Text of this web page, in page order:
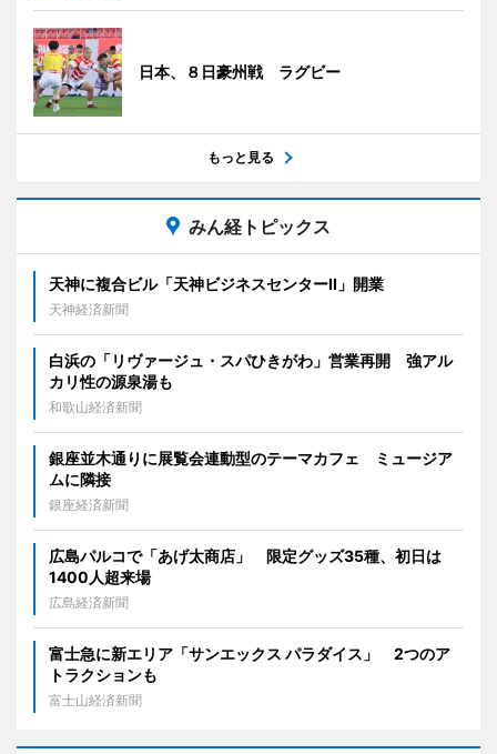
日本、８日豪州戦 ラグビー
もっと見る
みん経トピックス
天神に複合ビル「天神ビジネスセンターII」開業
天神経済新聞
白浜の「リヴァージュ・スパひきがわ」営業再開 強アル
カリ性の源泉湯も
和歌山経済新聞
銀座並木通りに展覧会連動型のテーマカフェ ミュージア
ムに隣接
銀座経済新聞
広島パルコで「あげ太商店」 限定グッズ35種、初日は
1400人超来場
広島経済新聞
富士急に新エリア「サンエックス パラダイス」 2つのア
トラクションも
富士山経済新聞